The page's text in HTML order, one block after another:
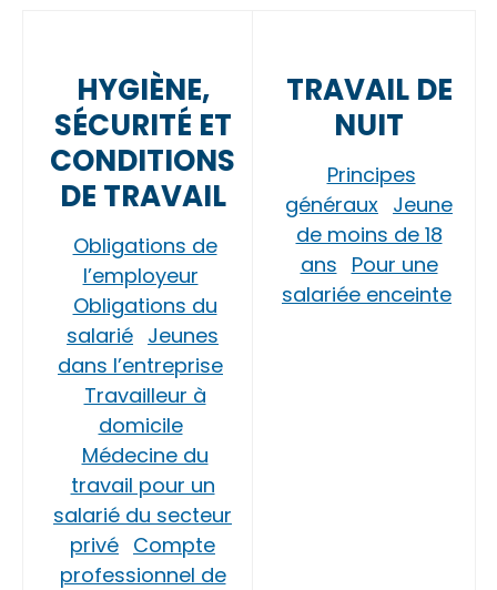
HYGIÈNE,
SÉCURITÉ ET
CONDITIONS
DE TRAVAIL
Obligations de
l’employeur
Obligations du
salarié Jeunes
dans l’entreprise
Travailleur à
domicile
Médecine du
travail pour un
salarié du secteur
privé Compte
professionnel de
TRAVAIL DE
NUIT
Principes
généraux Jeune
de moins de 18
ans Pour une
salariée enceinte